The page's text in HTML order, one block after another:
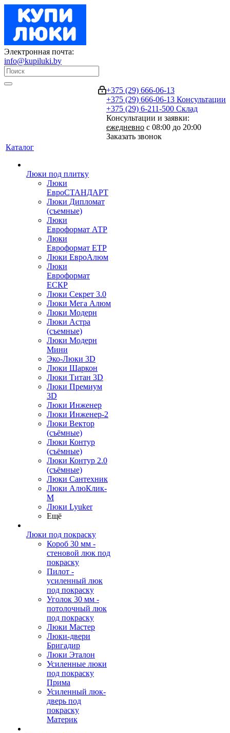
Электронная почта:
info@kupiluki.by
+375 (29) 666-06-13
+375 (29) 666-06-13 Консультации
+375 (29) 6-211-500 Склад
Консультации и заявки:
ежедневно с 08:00 до 20:00
Заказать звонок
Каталог
Люки под плитку
Люки
ЕвроСТАНДАРТ
Люки Дипломат
(съемные)
Люки
Евроформат АТР
Люки
Евроформат ЕТР
Люки ЕвроАлюм
Люки
Евроформат
ЕСКР
Люки Секрет 3.0
Люки Мега Алюм
Люки Модерн
Люки Астра
(съемные)
Люки Модерн
Мини
Эко-Люки 3D
Люки Шаркон
Люки Титан 3D
Люки Премиум
3D
Люки Инженер
Люки Инженер-2
Люки Вектор
(съёмные)
Люки Контур
(съёмные)
Люки Контур 2.0
(съёмные)
Люки Сантехник
Люки АлюКлик-
М
Люки Lyuker
Ещё
Люки под покраску
Короб 30 мм -
стеновой люк под
покраску
Пилот -
усиленный люк
под покраску
Уголок 30 мм -
потолочный люк
под покраску
Люки Мастер
Люки-двери
Бригадир
Люки Эталон
Усиленные люки
под покраску
Прима
Усиленный люк-
дверь под
покраску
Материк